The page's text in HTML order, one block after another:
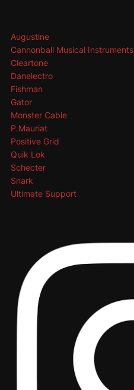
Augustine
Cannonball Musical Instruments
Cleartone
Danelectro
Fishman
Gator
Monster Cable
P.Mauriat
Positive Grid
Quik Lok
Schecter
Snark
Ultimate Support